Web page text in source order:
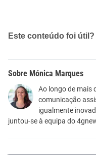
Este conteúdo foi útil?
Este conteúdo contém
Este conteúdo não
Outro
Mónica Marques
Ao longo de mais
comunicação
igualmente
juntou-se à equipa do